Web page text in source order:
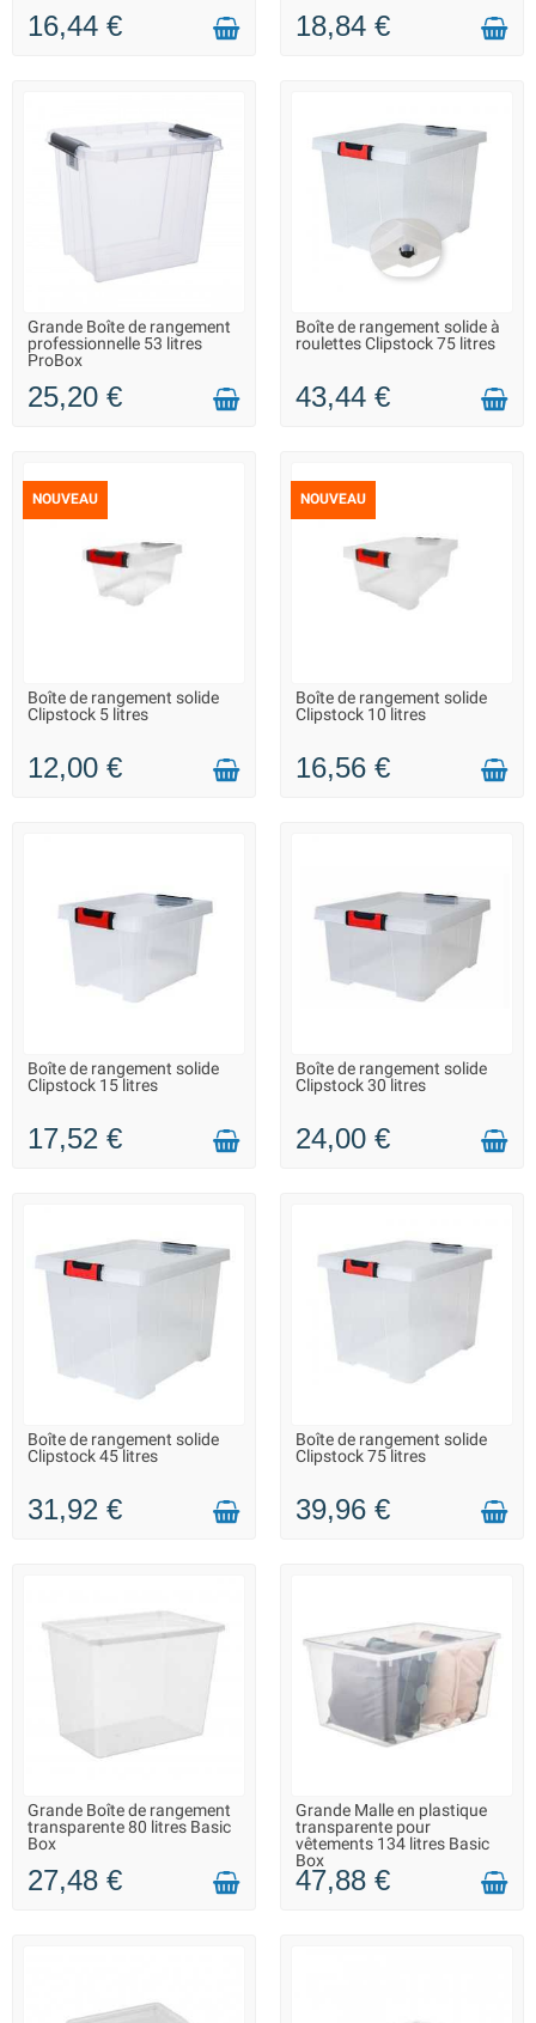
16,44 € 18,84 €
LIVRAISON 2 À 3 JOURS
Grande Boîte de rangement
professionnelle 53 litres
ProBox
25,20 €
LIVRAISON 2 À 3 JOURS
Boîte de rangement solide à
roulettes Clipstock 75 litres
43,44 €
NOUVEAU
LIVRAISON 2 À 3 JOURS
Boîte de rangement solide
Clipstock 5 litres
12,00 €
NOUVEAU
LIVRAISON 2 À 3 JOURS
Boîte de rangement solide
Clipstock 10 litres
16,56 €
LIVRAISON 2 À 3 JOURS
Boîte de rangement solide
Clipstock 15 litres
17,52 €
LIVRAISON 2 À 3 JOURS
Boîte de rangement solide
Clipstock 30 litres
24,00 €
LIVRAISON 2 À 3 JOURS
Boîte de rangement solide
Clipstock 45 litres
31,92 €
LIVRAISON 2 À 3 JOURS
Boîte de rangement solide
Clipstock 75 litres
39,96 €
LIVRAISON 2 À 3 JOURS
Grande Boîte de rangement
transparente 80 litres Basic
Box
27,48 €
EN STOCK DANS 10 JOURS -
VOUS POUVEZ COMMANDER
Grande Malle en plastique
transparente pour
vêtements 134 litres Basic
Box
47,88 €